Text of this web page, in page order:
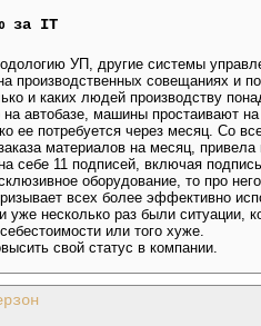
за IT
УП, другие системы
производственных совещаниях и
и каких людей производству
автобазе, машины простаивают
ее потребуется через месяц. Со
материалов на месяц,
себе 11 подписей, включая
оборудование, то про
всех более эффективно
уже несколько раз были ситуации,
или того хуже.
свой статус в компании.